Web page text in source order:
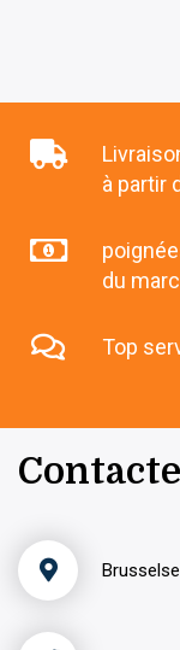
à partir
du
Top